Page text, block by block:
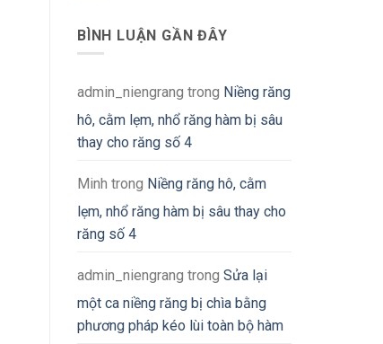
BÌNH LUẬN GẦN ĐÂY
admin_niengrang trong Niềng răng
hô, cằm lẹm, nhổ răng hàm bị sâu
thay cho răng số 4
Minh trong Niềng răng hô, cằm
lẹm, nhổ răng hàm bị sâu thay cho
răng số 4
admin_niengrang trong Sửa lại
một ca niềng răng bị chìa bằng
phương pháp kéo lùi toàn bộ hàm